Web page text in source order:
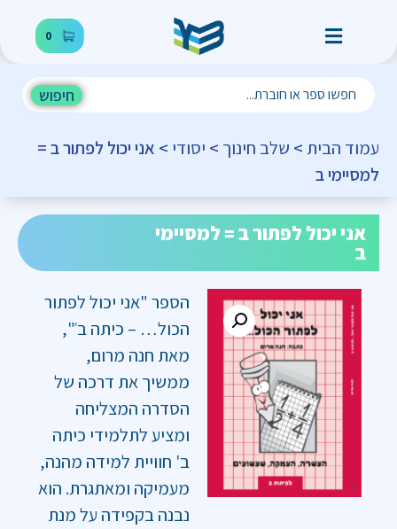
0
חיפוש
עמוד הבית > שלב חינוך > יסודי > אני יכול לפתור ב =
למסיימי ב
אני יכול לפתור ב = למסיימי
ב
הספר "אני יכול לפתור
הכול… – כיתה ב׳",
מאת חנה מרום,
ממשיך את דרכה של
הסדרה המצליחה
ומציע לתלמידי כיתה
ב' חוויית למידה מהנה,
מעמיקה ומאתגרת. הוא
נבנה בקפידה על מנת